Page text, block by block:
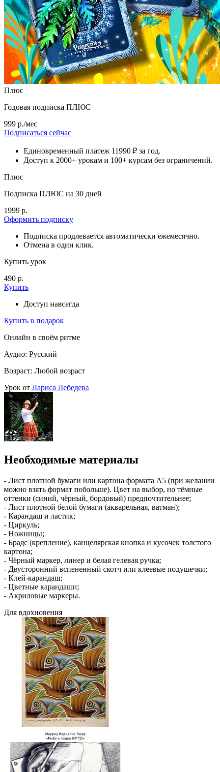
Плюс
Годовая подписка ПЛЮС
999 р./мес
Подписаться сейчас
Единовременный платеж 11990 ₽ за год.
Доступ к 2000+ урокам и 100+ курсам без ограничений.
Плюс
Подписка ПЛЮС на 30 дней
1999 р.
Оформить подписку
Подписка продлевается автоматически ежемесячно.
Отмена в один клик.
Купить урок
490 р.
Купить
Доступ навсегда
Купить в подарок
Онлайн в своём ритме
Аудио: Русский
Возраст: Любой возраст
Урок от Лариса Лебедева
Необходимые материалы
- Лист плотной бумаги или картона формата А5 (при желании
можно взять формат побольше). Цвет на выбор, но тёмные
оттенки (синий, чёрный, бордовый) предпочтительнее;
- Лист плотной белой бумаги (акварельная, ватман);
- Карандаш и ластик;
- Циркуль;
- Ножницы;
- Брадс (крепление), канцелярская кнопка и кусочек толстого
картона;
- Чёрный маркер, линер и белая гелевая ручка;
- Двусторонний вспененный скотч или клеевые подушечки;
- Клей-карандаш;
- Цветные карандаши;
- Акриловые маркеры.
Для вдохновения